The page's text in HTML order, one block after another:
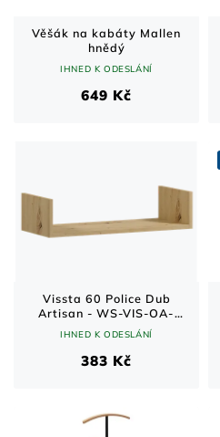
Věšák na kabáty Mallen
hnědý
IHNED K ODESLÁNÍ
649 Kč
Vissta 60 Police Dub
Artisan - WS-VIS-OA-
IHNED K ODESLÁNÍ
383 Kč